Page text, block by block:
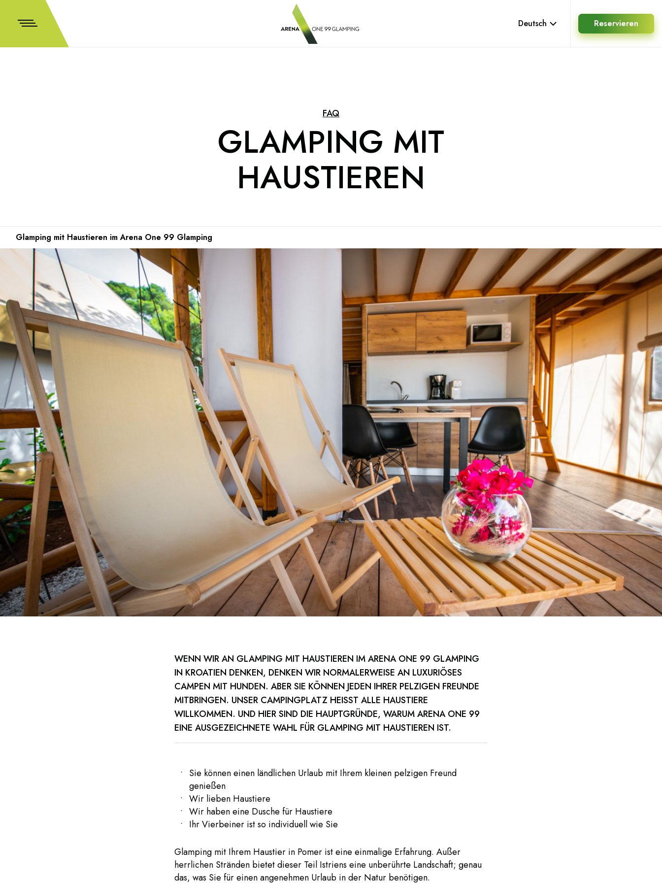
Deutsch Reservieren
FAQ
GLAMPING MIT
HAUSTIEREN
Glamping mit Haustieren im Arena One 99 Glamping
WENN WIR AN GLAMPING MIT HAUSTIEREN IM ARENA ONE 99 GLAMPING
IN KROATIEN DENKEN, DENKEN WIR NORMALERWEISE AN LUXURIÖSES
CAMPEN MIT HUNDEN. ABER SIE KÖNNEN JEDEN IHRER PELZIGEN FREUNDE
MITBRINGEN. UNSER CAMPINGPLATZ HEISST ALLE HAUSTIERE W
ILLKOMMEN. UND HIER SIND DIE HAUPTGRÜNDE, WARUM ARENA ONE 99 E
INE AUSGEZEICHNETE WAHL FÜR GLAMPING MIT HAUSTIEREN IST.
Sie können einen ländlichen Urlaub mit Ihrem kleinen pelzigen Freund
genießen
Wir lieben Haustiere
Wir haben eine Dusche für Haustiere
Ihr Vierbeiner ist so individuell wie Sie
Glamping mit Ihrem Haustier in Pomer ist eine einmalige Erfahrung. Außer
herrlichen Stränden bietet dieser Teil Istriens eine unberührte Landschaft; genau
das, was Sie für einen angenehmen Urlaub in der Natur benötigen.